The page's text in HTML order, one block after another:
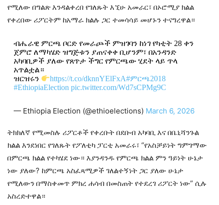
የሚለው በግልጽ እንዳልቀረበ የገለጹት እኚሁ አመራር፣ በኦሮሚያ ክልል
የቀረበው ሪፖርትም ከአማራ ክልሉ ጋር ተመሳሳይ መሆኑን ተናግረዋል።
ብሔራዊ ምርጫ ቦርድ የመራጮች ምዝገባን ከነገ የካቲት 28 ቀን
ጀምሮ ለማካሄድ ዝግጅቱን ያጠናቀቀ ቢሆንም፣ በአንዳንድ
አካባቢዎች ያለው የጸጥታ ችግር የምርጫው ሂደት ላይ ጥላ
አጥልቷል።
ዝርዝሩን
https://t.co/dknnYElFxA#ምርጫ2018
#EthiopiaElection pic.twitter.com/Wd7sCPMg9C
— Ethiopia Election (@ethioelections) March 6, 2026
ትክክለኛ የሚመስሉ ሪፖርቶች የቀረቡት በደቡብ አካባቢ እና በቤኒሻንጉል
ክልል እንደነበር የገለጹት የፖለቲካ ፓርቲ አመራሩ፣ “የአስቻይነት ግምገማው
በምርጫ ክልል የተካሄደ ነው። እያንዳንዱ የምርጫ ክልል ምን ዓይነት ሁኔታ
ነው ያለው? ከምርጫ አስፈጻሚዎች ገለልተኝነት ጋር ያለው ሁኔታ
የሚለውን በማስቀመጥ ምክረ ሐሳብ በመስጠት የተደረገ ሪፖርት ነው” ሲሉ
አስረድተዋል።